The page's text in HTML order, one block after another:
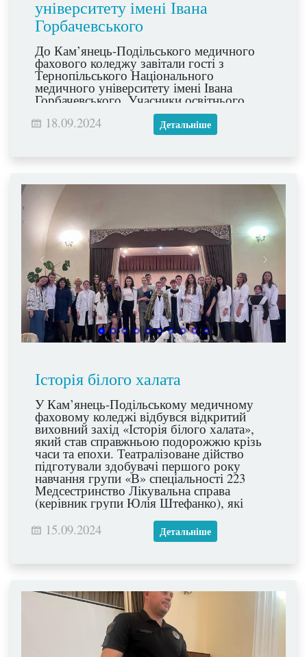
університету імені Івана
Горбачевського
До Кам’янець-Подільського медичного
фахового коледжу завітали гості з
Тернопільського Національного
медичного університету імені Івана
Горбачевського. Учасники освітнього
процесу Коледжу отримали відповіді на
запитання стосовно умов вступу до вишу
та були запрошені на благодійний
18.09.2024 Детальніше
Історія білого халата
У Кам’янець-Подільському медичному
фаховому коледжі відбувся відкритий
виховний захід «Історія білого халата»,
який став справжньою подорожжю крізь
часи та епохи. Театралізоване дійство
підготували здобувачі першого року
навчання групи «В» спеціальності 223
Медсестринство Лікувальна справа
(керівник групи Юлія Штефанко), які
показали глядачам етапи розвитку
медицини крізь призму історичних
постатей.
15.09.2024 Детальніше